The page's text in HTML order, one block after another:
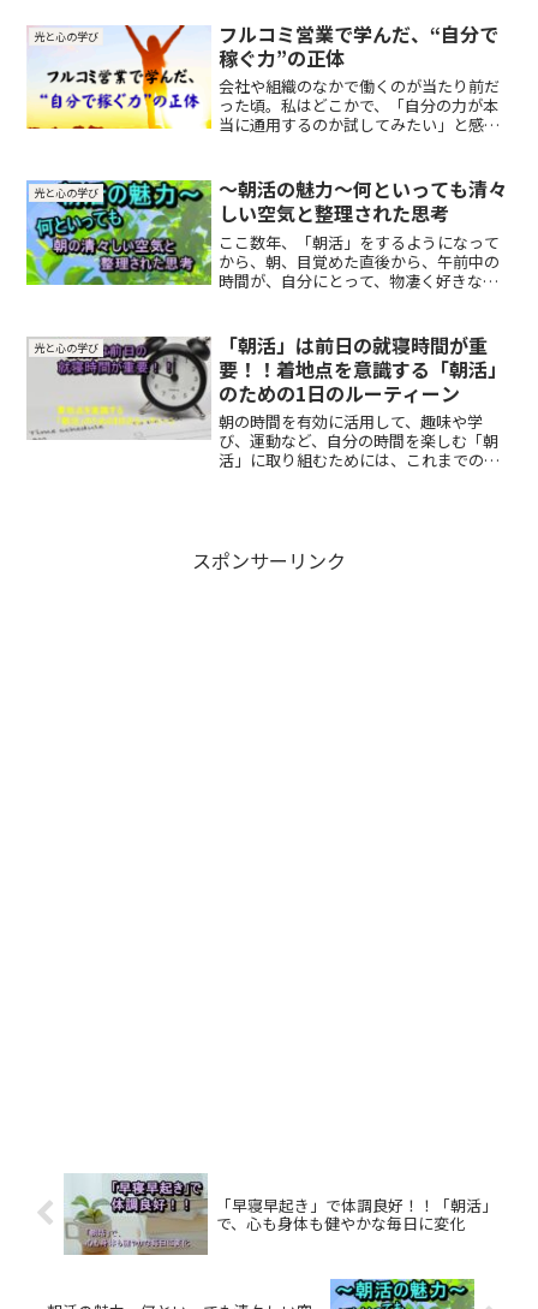
新月のエネルギーを最大限に活かして、
理想の未来を引き寄せるためのシンプル
で効果的な方法をご紹介します！
光と心の学び
フルコミ営業で学んだ、“自分で
稼ぐ力”の正体
会社や組織のなかで働くのが当たり前だ
った頃。私はどこかで、「自分の力が本
当に通用するのか試してみたい」と感じ
性別や経験が“評価”の前提になる世界
に、少しずつ違和感が募っていったので
す。
光と心の学び
～朝活の魅力～何といっても清々
しい空気と整理された思考
ここ数年、「朝活」をするようになって
から、朝、目覚めた直後から、午前中の
時間が、自分にとって、物凄く好きな時
ていた私が、そう言えるようになった自
分に、一番驚いているのは...
光と心の学び
「朝活」は前日の就寝時間が重
要！！着地点を意識する「朝活」
のための1日のルーティーン
朝の時間を有効に活用して、趣味や学
び、運動など、自分の時間を楽しむ「朝
活」に取り組むためには、これまでの起
スポンサーリンク
「早寝早起き」で体調良好！！「朝活」
で、心も身体も健やかな毎日に変化